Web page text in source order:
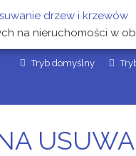
Tryb domyślny
drzew i krzewów
na nieruchomości w